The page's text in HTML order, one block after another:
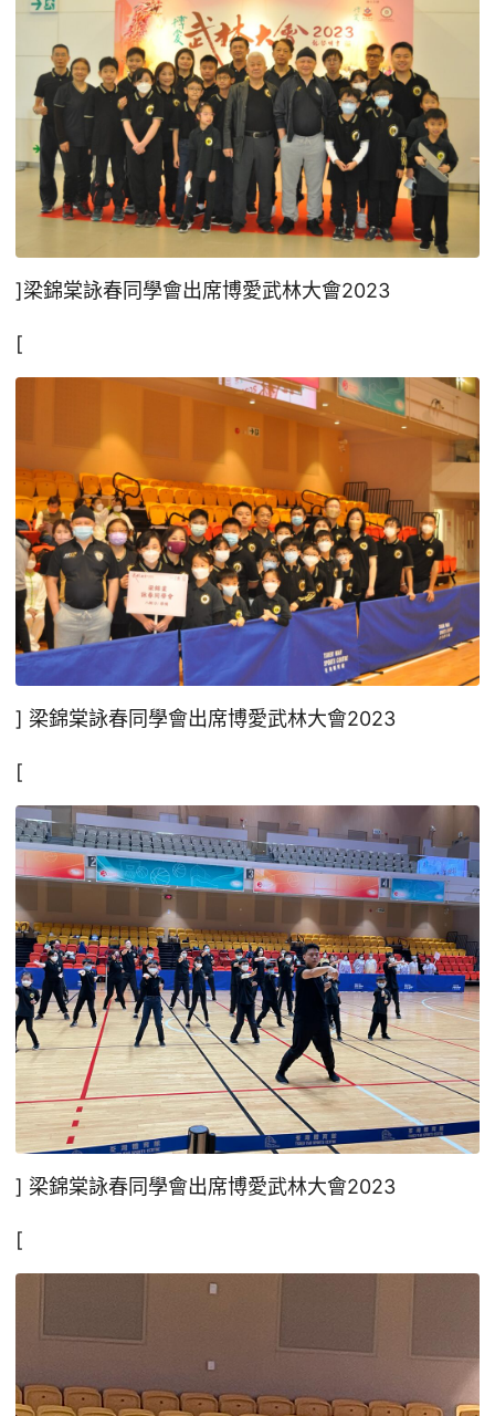
]梁錦棠詠春同學會出席博愛武林大會2023
[
] 梁錦棠詠春同學會出席博愛武林大會2023
[
] 梁錦棠詠春同學會出席博愛武林大會2023
[